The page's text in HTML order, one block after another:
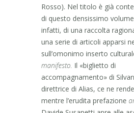
Rosso). Nel titolo è già
di questo densissimo
infatti, di una raccolta
una serie di articoli apparsi
sull’omonimo inserto
manifesto. Il «biglietto di
accompagnamento» di
direttrice di Alias, ce ne
mentre l’erudita prefazione